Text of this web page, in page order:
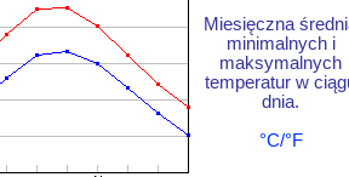
Miesięczna
minimalnych i
maksymalnych
temperatur w
dnia.
°C/°F